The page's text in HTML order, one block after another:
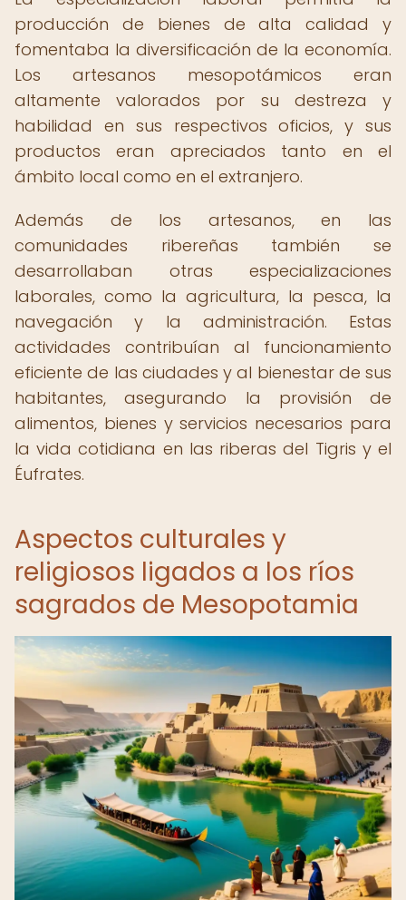
producción de bienes de alta calidad y
fomentaba la diversificación de la economía.
Los artesanos mesopotámicos eran
altamente valorados por su destreza y
habilidad en sus respectivos oficios, y sus
productos eran apreciados tanto en el
ámbito local como en el extranjero.
Además de los artesanos, en las
comunidades ribereñas también se
desarrollaban otras especializaciones
laborales, como la agricultura, la pesca, la
navegación y la administración. Estas
actividades contribuían al funcionamiento
eficiente de las ciudades y al bienestar de sus
habitantes, asegurando la provisión de
alimentos, bienes y servicios necesarios para
la vida cotidiana en las riberas del Tigris y el
Éufrates.
Aspectos culturales y
religiosos ligados a los ríos
sagrados de Mesopotamia